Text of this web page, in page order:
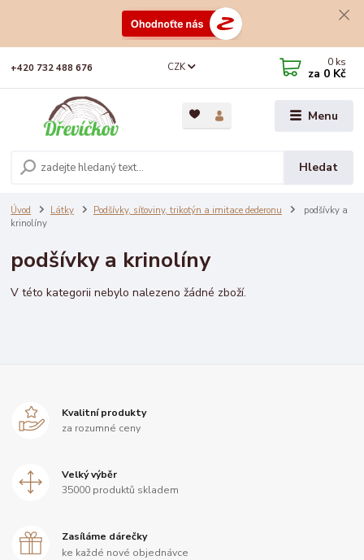
Menu
CZK
Hledat
+420 732 488 676 0 ks
za 0 Kč
Úvod Látky Podšívky, síťoviny, trikotýn a imitace dederonu
podšívky a
krinolíny
podšívky a krinolíny
V této kategorii nebylo nalezeno žádné zboží.
Kvalitní produkty
za rozumné ceny
Velký výběr
35000 produktů skladem
Zasíláme dárečky
ke každé nové objednávce